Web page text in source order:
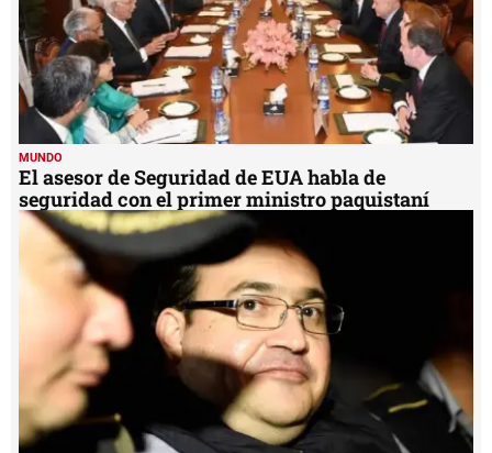
MUNDO
El asesor de Seguridad de EUA habla de
seguridad con el primer ministro paquistaní